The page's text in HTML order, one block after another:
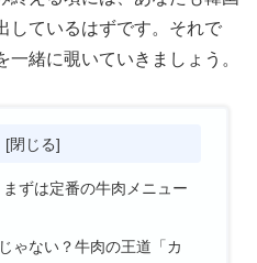
しているはずです。それで
緒に覗いていきましょう。
ずは定番の牛肉メニュー
ゃない？牛肉の王道「カ